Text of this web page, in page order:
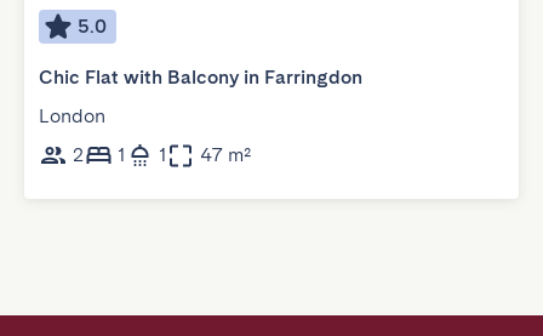
5.0
Chic Flat with Balcony in Farringdon
London
2
1 1 47 m²